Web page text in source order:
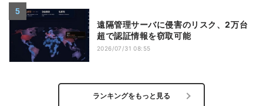
遠隔管理サーバに侵害のリスク、2万台
超で認証情報を窃取可能
2026/07/31 08:55
ランキングをもっと見る